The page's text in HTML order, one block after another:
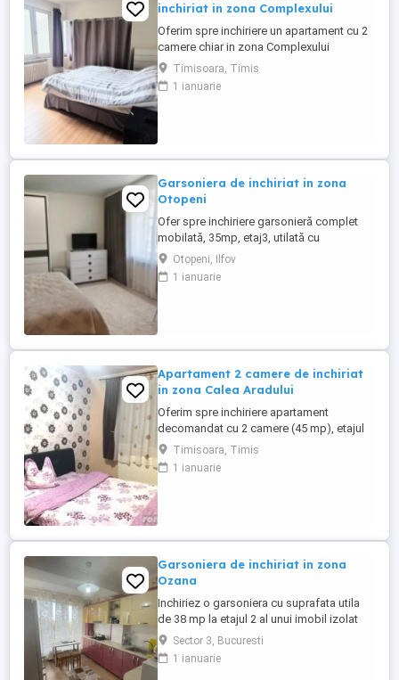
inchiriat in zona Complexului
Oferim spre inchiriere un apartament cu 2
camere chiar in zona Complexului
Studentesc!! Apartamentul este foarte
aproape de universitatile Politehnica si
Vest. Zona buna, dispune de toate cele
Timisoara, Timis
1 ianuarie
Garsoniera de inchiriat in zona
Otopeni
Ofer spre inchiriere garsonieră complet
mobilată, 35mp, etaj3, utilată cu
electrocasnice noi, situată într-un bloc
modern, la 3 5 minute de Aeroportul Henri
Coandă. Ideală pentru personal din aviație
Otopeni, Ilfov
1 ianuarie
Apartament 2 camere de inchiriat
in zona Calea Aradului
Oferim spre inchiriere apartament
decomandat cu 2 camere (45 mp), etajul
1, mobilat si utilat complet in stare foarte
buna. Calea Aradului, str. Cugir. Dormitor
cu pat matrimonial, saltea ortopedica are
Timisoara, Timis
1 ianuarie
Garsoniera de inchiriat in zona
Ozana
Inchiriez o garsoniera cu suprafata utila
de 38 mp la etajul 2 al unui imobil izolat
termic cu doar 8 niveluri. Acesta se afla in
zona Ozana, in imediata apropiere a
mijloacelor de tansport in comun,
Sector 3, Bucuresti
1 ianuarie